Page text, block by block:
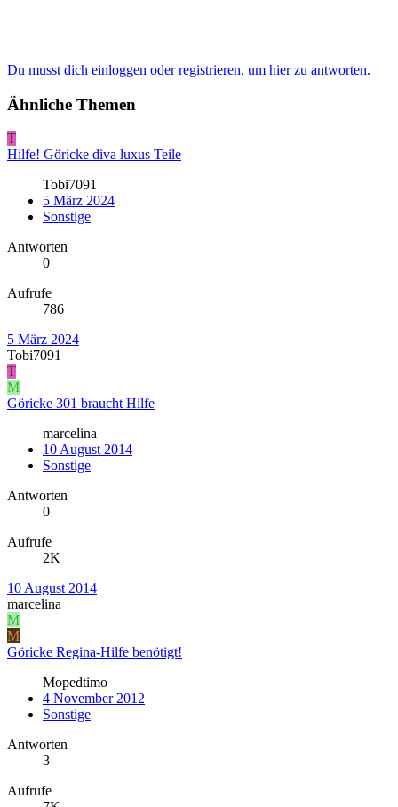
Du musst dich einloggen oder registrieren, um hier zu antworten.
Ähnliche Themen
T
Hilfe! Göricke diva luxus Teile
Tobi7091
5 März 2024
Sonstige
Antworten
0
Aufrufe
786
5 März 2024
Tobi7091
T
M
Göricke 301 braucht Hilfe
marcelina
10 August 2014
Sonstige
Antworten
0
Aufrufe
2K
10 August 2014
marcelina
M
M
Göricke Regina-Hilfe benötigt!
Mopedtimo
4 November 2012
Sonstige
Antworten
3
Aufrufe